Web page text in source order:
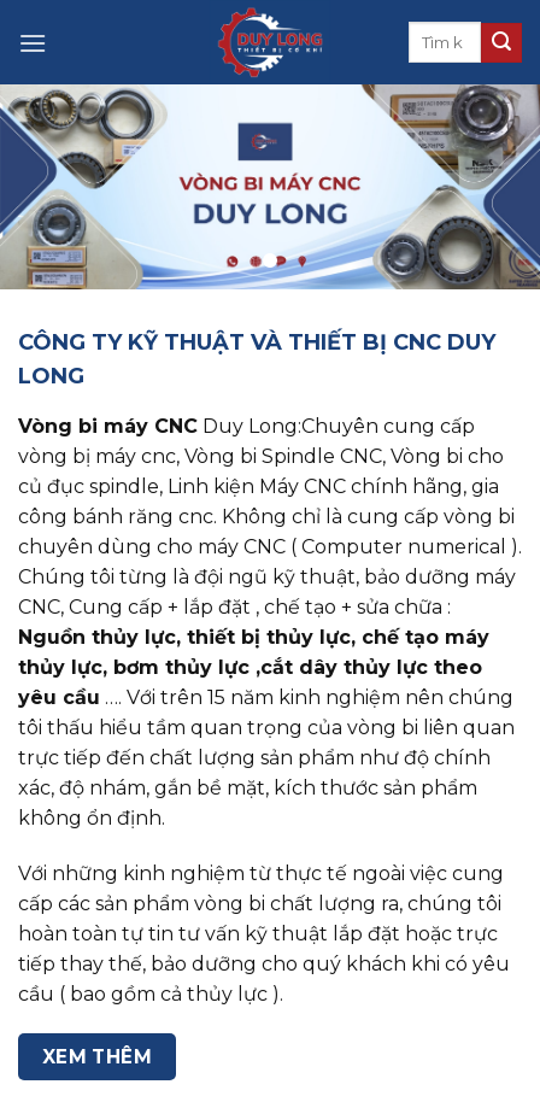
CÔNG TY KỸ THUẬT VÀ THIẾT BỊ CNC DUY
LONG
Vòng bi máy CNC Duy Long:Chuyên cung cấp
vòng bị máy cnc, ​​​​​​​Vòng bi Spindle CNC, Vòng bi cho
củ đục spindle, Linh kiện Máy CNC chính hãng, gia
công bánh răng cnc. Không chỉ là cung cấp vòng bi
chuyên dùng cho máy CNC ( Computer numerical ).
Chúng tôi từng là đội ngũ kỹ thuật, bảo dưỡng máy
CNC, Cung cấp + lắp đặt , chế tạo + sửa chữa :
Nguồn thủy lực, thiết bị thủy lực, chế tạo máy
thủy lực, bơm thủy lực ,cắt dây thủy lực theo
yêu cầu …. Với trên 15 năm kinh nghiệm nên chúng
tôi thấu hiểu tầm quan trọng của vòng bi liên quan
trực tiếp đến chất lượng sản phẩm như độ chính
xác, độ nhám, gắn bề mặt, kích thước sản phẩm
không ổn định.
Với những kinh nghiệm từ thực tế ngoài việc cung
cấp các sản phẩm vòng bi chất lượng ra, chúng tôi
hoàn toàn tự tin tư vấn kỹ thuật lắp đặt hoặc trực
tiếp thay thế, bảo dưỡng cho quý khách khi có yêu
cầu ( bao gồm cả thủy lực ).
XEM THÊM